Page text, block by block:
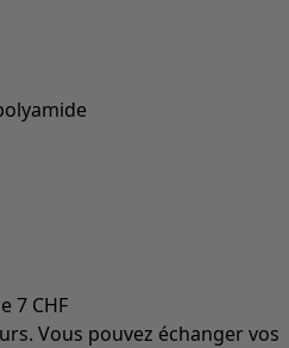
7 CHF
Vous pouvez échanger vos